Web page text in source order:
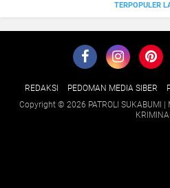
TERPOPULER
REDAKSI PEDOMAN MEDIA SIBER
Copyright © 2026 PATROLI SUKABUMI |